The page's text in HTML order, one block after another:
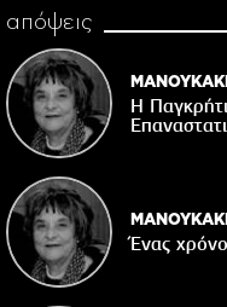
απόψεις
Η
Ένας